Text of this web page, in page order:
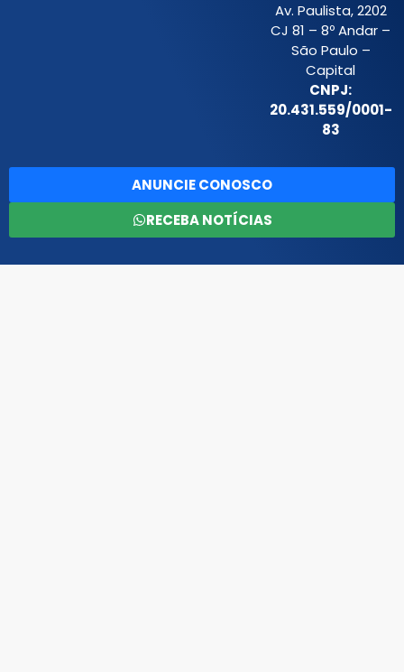
Av. Paulista, 2202
CJ 81 – 8º Andar –
São Paulo –
Capital
CNPJ:
20.431.559/0001-
83
ANUNCIE CONOSCO
RECEBA NOTÍCIAS